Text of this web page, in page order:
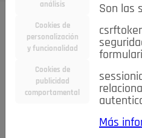
MAYO DE 2022 /
ISIDRO
análisis
Cookies de
personalización
y funcionalidad
Cookies de
publicidad
comportamental
Son las
Más